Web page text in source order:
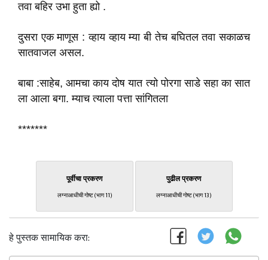
तवा बहिर उभा हुता ह्यो .
दुसरा एक माणूस : व्हाय व्हाय म्या बी तेच बघितल तवा सकाळच
सातवाजल असल.
बाबा :साहेब, आमचा काय दोष यात त्यो पोरगा साडे सहा का सात
ला आला बगा. म्याच त्याला पत्ता सांगितला
*******
पूर्वीचा प्रकरण
लग्नाआधीची गोष्ट (भाग 11)
पुढील प्रकरण
लग्नाआधीची गोष्ट (भाग 13)
हे पुस्तक सामायिक करा: